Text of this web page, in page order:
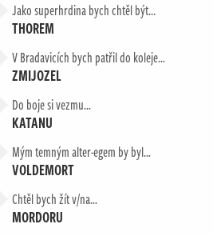
Jako superhrdina bych chtěl být...
THOREM
V Bradavicích bych patřil do koleje…
ZMIJOZEL
Do boje si vezmu…
KATANU
Mým temným alter-egem by byl…
VOLDEMORT
Chtěl bych žít v/na…
MORDORU